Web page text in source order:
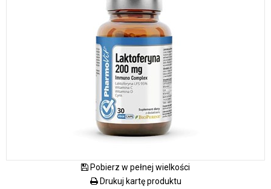
Pobierz w pełnej wielkości
Drukuj kartę produktu